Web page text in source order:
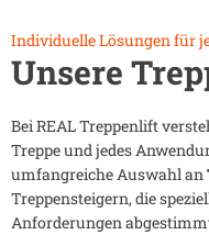
Individuelle Lösungen für
Unsere
Bei REAL Treppenlift
Treppe und jedes
umfangreiche Auswahl an
Treppensteigern, die
Anforderungen